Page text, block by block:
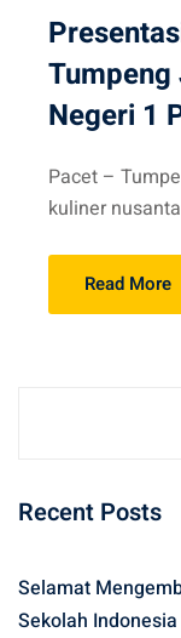
Tumpeng
Negeri 1
Pacet –
kuliner
Read More
Recent Posts
Selamat
Sekolah